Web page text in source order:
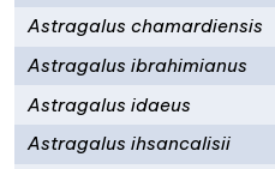
Astragalus chamardiensis
Astragalus ibrahimianus
Astragalus idaeus
Astragalus ihsancalisii